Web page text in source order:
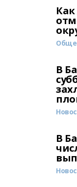
В
В